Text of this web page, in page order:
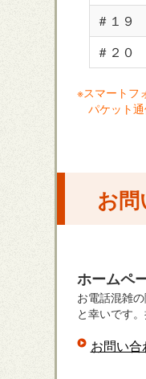
＃１９
＃２０
※スマートフ
パケット通
お
ホームペ
お電話混雑
と幸いです
お問い合